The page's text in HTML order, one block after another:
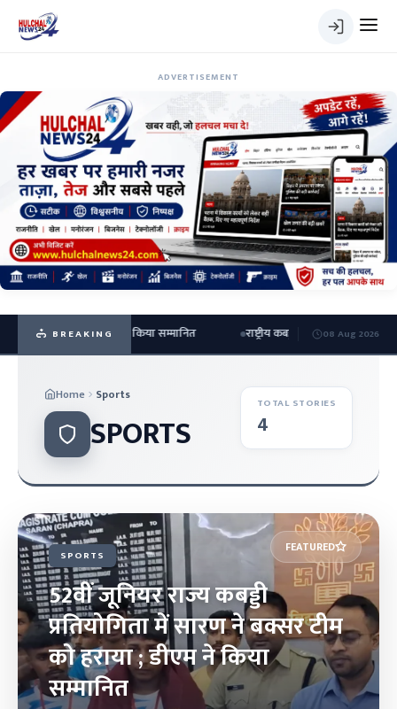
ADVERTISEMENT
BREAKING
को हराया ; डीएम ने किया सम्मानित राष्ट्रीय कबड्डी में रजत पदक जीतकर लौटे
08 Aug 2026
Home Sports
SPORTS
TOTAL STORIES
4
SPORTS
52वीं जूनियर राज्य कबड्डी
प्रतियोगिता में सारण ने बक्सर टीम
को हराया ; डीएम ने किया
सम्मानित
FEATURED